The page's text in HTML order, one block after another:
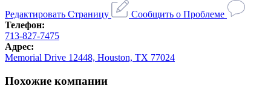
Редактировать Страницу
Сообщить о Проблеме
Телефон:
713-827-7475
Адрес:
Memorial Drive 12448, Houston, TX 77024
Похожие компании